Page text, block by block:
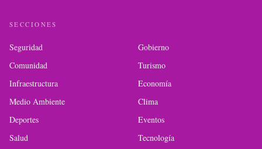
SECCIONES
Seguridad
Gobierno
Comunidad
Turismo
Infraestructura
Economía
Medio Ambiente
Clima
Deportes
Eventos
Salud
Tecnología